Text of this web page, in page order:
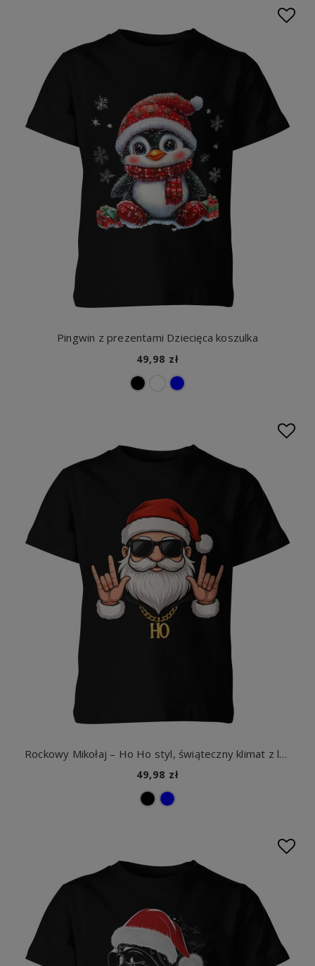
Pingwin z prezentami Dziecięca koszulka
49,98 zł
Rockowy Mikołaj – Ho Ho styl, świąteczny klimat z luzem Dziecięca koszulka
49,98 zł